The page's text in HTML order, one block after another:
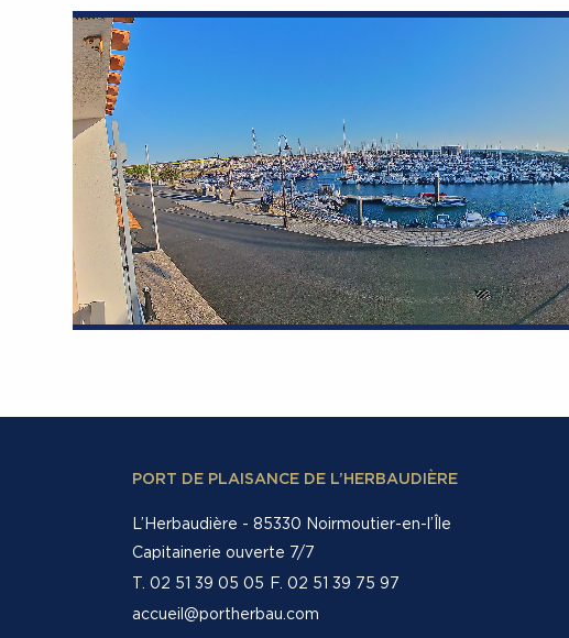
PORT DE PLAISANCE DE L’HERBAUDIÈRE
L’Herbaudière - 85330 Noirmoutier-en-l’Île
Capitainerie ouverte 7/7
T. 02 51 39 05 05 F. 02 51 39 75 97
accueil@portherbau.com